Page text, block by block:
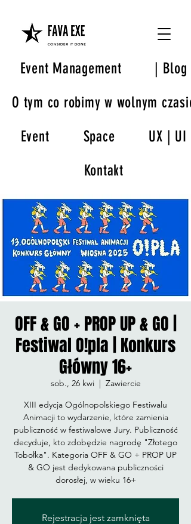
Event Management
| Blog
O tym co robimy w wolnym czasie
Event
Space
UX | UI
Kontakt
OFF & GO + PROP UP & GO |
Festiwal O!pla | Konkurs
Główny 16+
sob., 26 kwi
  |
Zawiercie
XIII edycja Ogólnopolskiego Festiwalu
Animacji to wydarzenie, które zamienia
publiczność w festiwalowe Jury. Publiczność
decyduje, kto zdobędzie nagrodę "Złotego
Tobołka". Kategoria OFF & GO + PROP UP
& GO jest dedykowana publiczności
dorosłej, w wieku 16+
Rejestracja jest zamknięta